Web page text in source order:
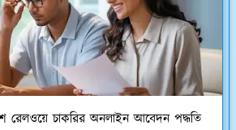
রেলওয়ে চাকরির অনলাইন আবেদন পদ্ধতি